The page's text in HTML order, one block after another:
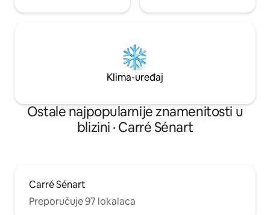
Klima-uređaj
Ostale najpopularnije znamenitosti u
blizini · Carré Sénart
Carré Sénart
Preporučuje 97 lokalaca